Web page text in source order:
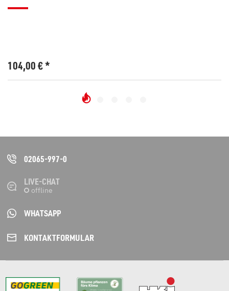
104,00€*
02065-997-0
LIVE-CHAT
WHATSAPP
KONTAKT­FORMULAR